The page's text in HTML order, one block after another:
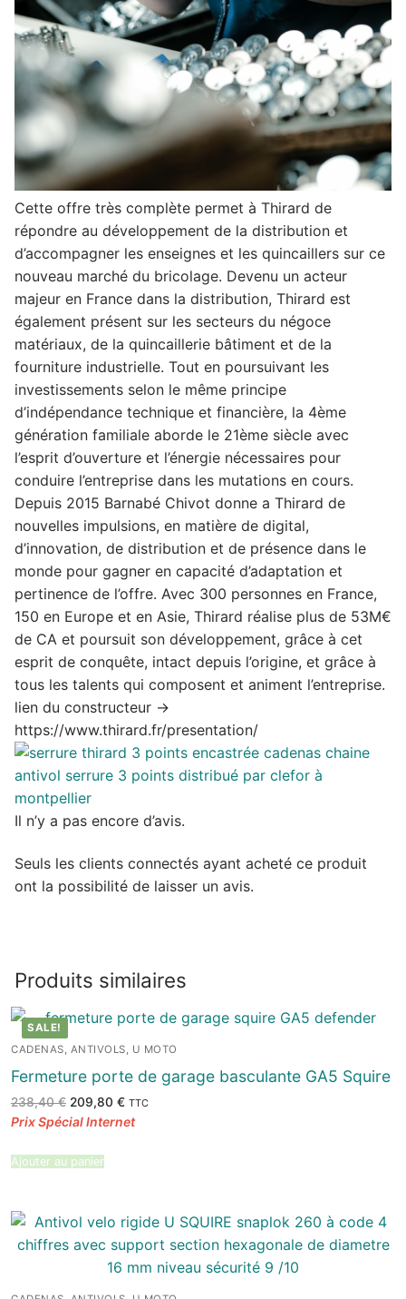
Cette offre très complète permet à Thirard de
répondre au développement de la distribution et
d’accompagner les enseignes et les quincaillers sur ce
nouveau marché du bricolage. Devenu un acteur
majeur en France dans la distribution, Thirard est
également présent sur les secteurs du négoce
matériaux, de la quincaillerie bâtiment et de la
fourniture industrielle. Tout en poursuivant les
investissements selon le même principe
d’indépendance technique et financière, la 4ème
génération familiale aborde le 21ème siècle avec
l’esprit d’ouverture et l’énergie nécessaires pour
conduire l’entreprise dans les mutations en cours.
Depuis 2015 Barnabé Chivot donne a Thirard de
nouvelles impulsions, en matière de digital,
d’innovation, de distribution et de présence dans le
monde pour gagner en capacité d’adaptation et
pertinence de l’offre. Avec 300 personnes en France,
150 en Europe et en Asie, Thirard réalise plus de 53M€
de CA et poursuit son développement, grâce à cet
esprit de conquête, intact depuis l’origine, et grâce à
tous les talents qui composent et animent l’entreprise.
lien du constructeur ->
https://www.thirard.fr/presentation/
Il n’y a pas encore d’avis.
Seuls les clients connectés ayant acheté ce produit
ont la possibilité de laisser un avis.
Produits similaires
SALE!
CADENAS, ANTIVOLS, U MOTO
Fermeture porte de garage basculante GA5 Squire
238,40€ Le
initial
209,80 €Le
actuel
TTC
Ajouter au panier